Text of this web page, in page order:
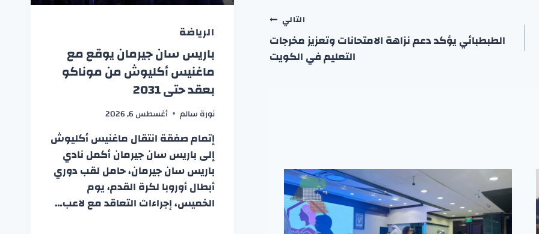
التالي
الطبطبائي يؤكد دعم نزاهة الامتحانات وتعزيز مخرجات
التعليم في الكويت
الرياضة
باريس سان جيرمان يوقع مع
ماغنيس أكليوش من موناكو
بعقد حتى 2031
نورة سالم أغسطس 6, 2026
إتمام صفقة انتقال ماغنيس أكليوش
إلى باريس سان جيرمان أكمل نادي
باريس سان جيرمان، حامل لقب دوري
أبطال أوروبا لكرة القدم، يوم
الخميس، إجراءات التعاقد مع لاعب…